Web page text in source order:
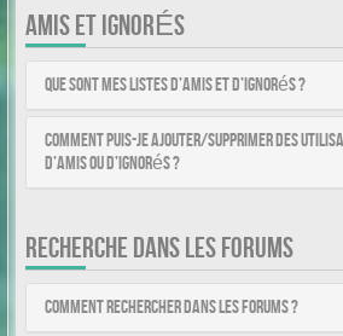
AMIS ET IGNORÉS
Que sont mes listes d’amis et d’ignorés ?
Comment puis-je ajouter/supprimer des
d’amis ou d’ignorés ?
RECHERCHE DANS LES FORUMS
Comment rechercher dans les forums ?